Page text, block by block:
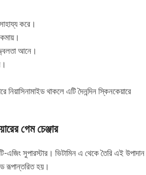
করে।
আনে।
নিয়াসিনামাইড থাকলে এটি দৈনন্দিন স্কিনকেয়ারে
গেম চেঞ্জার
এজিং সুপারস্টার। ভিটামিন এ থেকে তৈরি এই উপাদান
রূপান্তরিত হয়।